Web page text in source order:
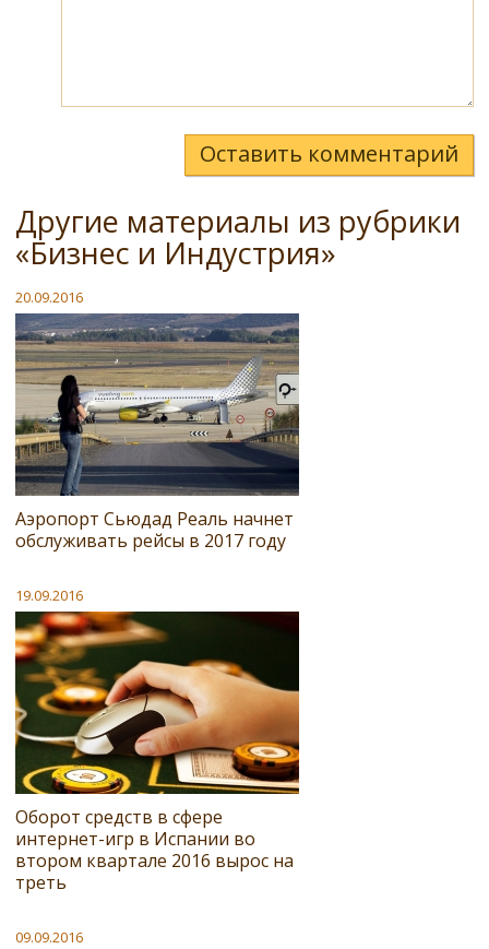
Оставить комментарий
Другие материалы из рубрики
«Бизнес и Индустрия»
20.09.2016
Аэропорт Сьюдад Реаль начнет
обслуживать рейсы в 2017 году
19.09.2016
Оборот средств в сфере
интернет-игр в Испании во
втором квартале 2016 вырос на
треть
09.09.2016